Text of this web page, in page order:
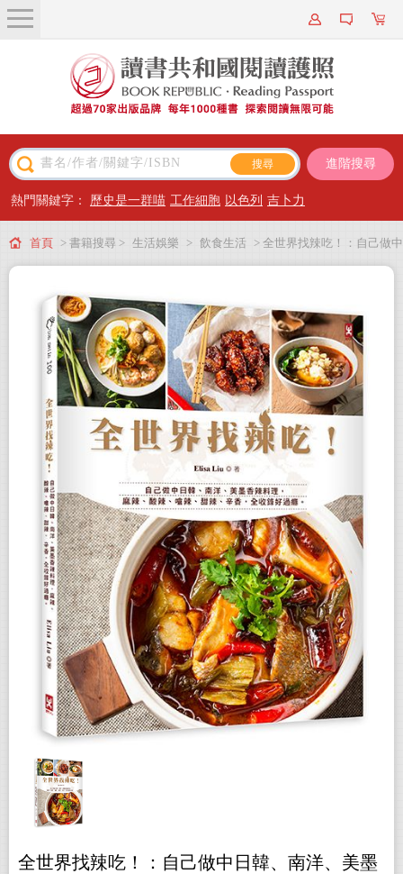
關於我們
近期新書
主題閱讀
出版專區
會員專屬
會員儲值方案
進階搜尋
熱門關鍵字： 歷史是一群喵 工作細胞 以色列 吉卜力
首頁 > 書籍搜尋 > 生活娛樂 > 飲食生活 > 全世界找辣吃！：自己做中
全世界找辣吃！：自己做中日韓、南洋、美墨